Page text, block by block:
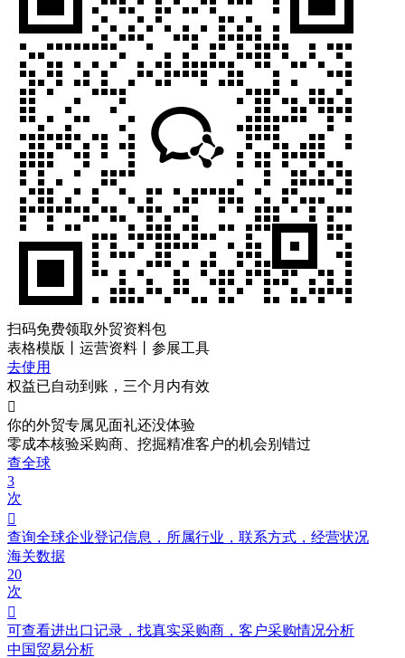
扫码免费领取外贸资料包
表格模版丨运营资料丨参展工具
去使用
权益已自动到账，三个月内有效

你的外贸专属见面礼还没体验
零成本核验采购商、挖掘精准客户的机会别错过
查全球
3
次

查询全球企业登记信息，所属行业，联系方式，经营状况
海关数据
20
次

可查看进出口记录，找真实采购商，客户采购情况分析
中国贸易分析